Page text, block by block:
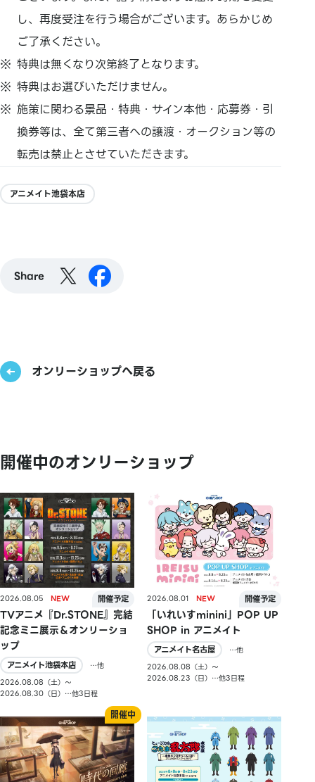
し、再度受注を行う場合がございます。あらかじめ
ご了承ください。
特典は無くなり次第終了となります。
特典はお選びいただけません。
施策に関わる景品・特典・サイン本他・応募券・引
換券等は、全て第三者への譲渡・オークション等の
転売は禁止とさせていただきます。
アニメイト池袋本店
Share
オンリーショップへ戻る
開催中のオンリーショップ
2026.08.05
TVアニメ『Dr.STONE』完結
記念ミニ展示＆オンリーショ
ップ
アニメイト池袋本店
…他
2026.08.08（土）〜
2026.08.30（日）…他3日程
2026.08.01
「いれいすminini」POP UP
SHOP in アニメイト
アニメイト名古屋
…他
2026.08.08（土）〜
2026.08.23（日）…他3日程